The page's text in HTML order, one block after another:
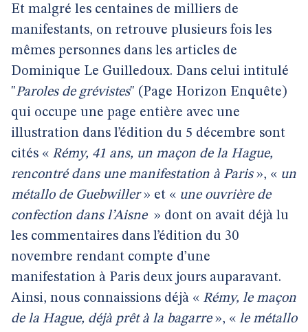
Et malgré les centaines de milliers de
manifestants, on retrouve plusieurs fois les
mêmes personnes dans les articles de
Dominique Le Guilledoux. Dans celui intitulé
"Paroles de grévistes" (Page Horizon Enquête)
qui occupe une page entière avec une
illustration dans l’édition du 5 décembre sont
cités « Rémy, 41 ans, un maçon de la Hague,
rencontré dans une manifestation à Paris», « un
métallo de Guebwiller» et « une ouvrière de
confection dans l’Aisne » dont on avait déjà lu
les commentaires dans l’édition du 30
novembre rendant compte d’une
manifestation à Paris deux jours auparavant.
Ainsi, nous connaissions déjà « Rémy, le maçon
de la Hague, déjà prêt à la bagarre», « le métallo